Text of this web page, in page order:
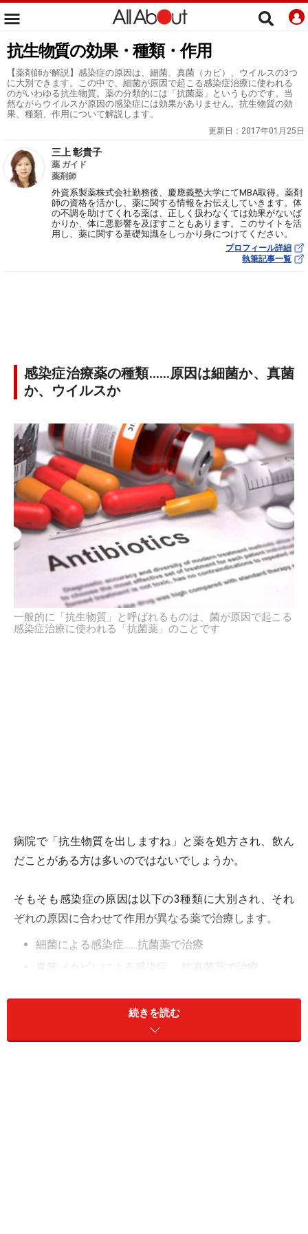
抗生物質の効果・種類・作用
【薬剤師が解説】感染症の原因は、細菌、真菌（カビ）、ウイルスの3つ
に大別できます。この中で、細菌が原因で起こる感染症治療に使われる
のがいわゆる抗生物質。薬の分類的には「抗菌薬」というものです。当
然ながらウイルスが原因の感染症には効果がありません。抗生物質の効
果、種類、作用について解説します。
更新日： 2017年01月25日
三上 彰貴子
薬 ガイド
薬剤師
外資系製薬株式会社勤務後、慶應義塾大学にてMBA取得。薬剤
師の資格を活かし、薬に関する情報をお伝えしていきます。体
の不調を助けてくれる薬は、正しく扱わなくては効果がないば
かりか、体に悪影響を及ぼすこともあります。このサイトを活
用し、薬に関する基礎知識をしっかり身につけてください。
プロフィール詳細
執筆記事一覧
感染症治療薬の種類……原因は細菌か、真菌
か、ウイルスか
一般的に「抗生物質」と呼ばれるものは、菌が原因で起こる
感染症治療に使われる「抗菌薬」のことです
病院で「抗生物質を出しますね」と薬を処方され、飲ん
だことがある方は多いのではないでしょうか。
そもそも感染症の原因は以下の3種類に大別され、それ
ぞれの原因に合わせて作用が異なる薬で治療します。
細菌による感染症……抗菌薬で治療
真菌（カビ）による感染症……抗真菌薬で治療
一般的に混同されやすく、病院でも患者さんにわかりや
すいように医師が「抗生物質」と言うことも少なくあり
続きを読む